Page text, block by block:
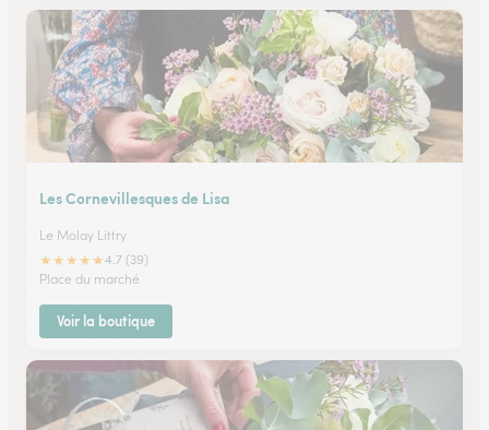
Les Cornevillesques de Lisa
Le Molay Littry
★★★★★4.7 (39)
Place du marché
Voir la boutique